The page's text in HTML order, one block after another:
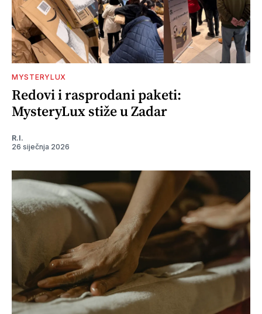
MYSTERYLUX
Redovi i rasprodani paketi:
MysteryLux stiže u Zadar
R.I.
26 siječnja 2026